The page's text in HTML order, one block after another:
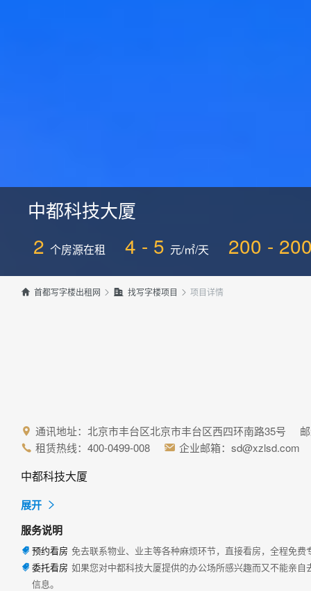
中都科技大厦
2 个房源在租 4 - 5 元/㎡/天 200 -
 首都写字楼出租网   找写字楼项目  项目详情
 通讯地址：北京市丰台区北京市丰台区西四环南路35号 邮
 租赁热线：400-0499-008  企业邮箱：sd@xzlsd.com
中都科技大厦
展开 
服务说明
 预约看房 免去联系物业、业主等各种麻烦环节，直接看房，全程免
 委托看房 如果您对中都科技大厦提供的办公场所感兴趣而又不能亲
信息。